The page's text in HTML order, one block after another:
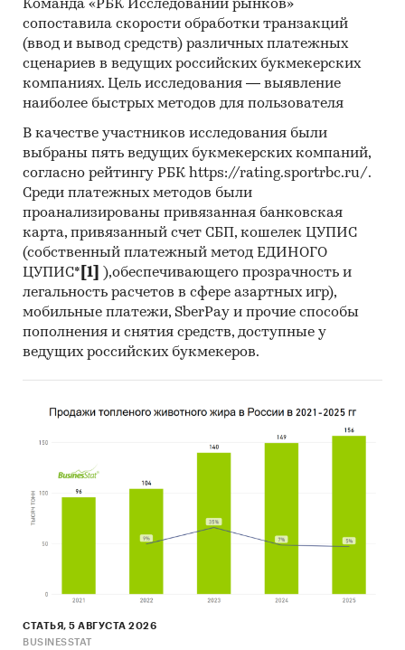
Исследования специализированных
компаний
Категории: Сельское хозяйство / ... /
Волокнистые культуры / Лен
Промышленность / ... / Ткани, волокна,
полотно / Лен
Россия
Команда «РБК Исследований рынков»
сопоставила скорости обработки транзакций
(ввод и вывод средств) различных платежных
сценариев в ведущих российских букмекерских
компаниях. Цель исследования — выявление
наиболее быстрых методов для пользователя
В качестве участников исследования были
выбраны пять ведущих букмекерских компаний,
согласно рейтингу РБК https://rating.sportrbc.ru/.
Среди платежных методов были
проанализированы привязанная банковская
карта, привязанный счет СБП, кошелек ЦУПИС
(собственный платежный метод ЕДИНОГО
ЦУПИС* [1]
),обеспечивающего прозрачность и
легальность расчетов в сфере азартных игр),
мобильные платежи, SberPay и прочие способы
пополнения и снятия средств, доступные у
ведущих российских букмекеров.
СТАТЬЯ, 5 АВГУСТА 2026
BUSINESSTAT